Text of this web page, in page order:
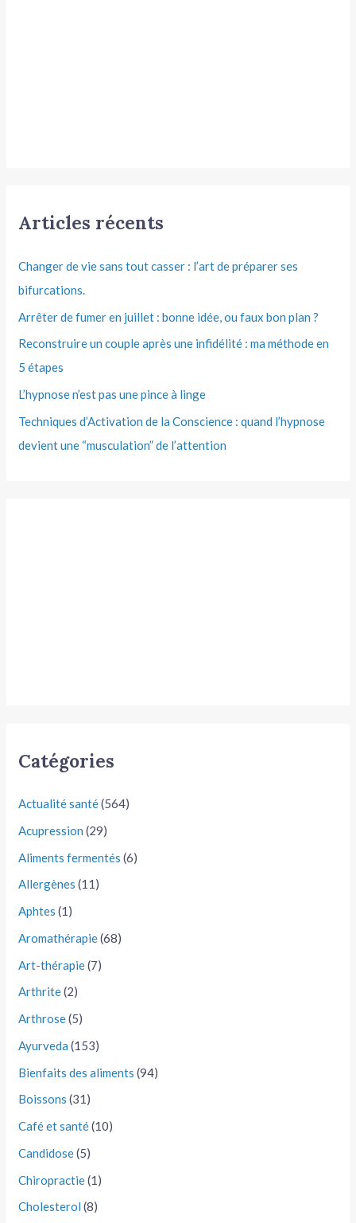
Articles récents
Changer de vie sans tout casser : l’art de préparer ses
bifurcations.
Arrêter de fumer en juillet : bonne idée, ou faux bon plan ?
Reconstruire un couple après une infidélité : ma méthode en
5 étapes
L’hypnose n’est pas une pince à linge
Techniques d’Activation de la Conscience : quand l’hypnose
devient une “musculation” de l’attention
Catégories
Actualité santé(564)
Acupression (29)
Aliments fermentés (6)
Allergènes (11)
Aphtes (1)
Aromathérapie(68)
Art-thérapie(7)
Arthrite(2)
Arthrose(5)
Ayurveda (153)
Bienfaits des aliments (94)
Boissons (31)
Café et santé(10)
Candidose(5)
Chiropractie(1)
Cholesterol (8)